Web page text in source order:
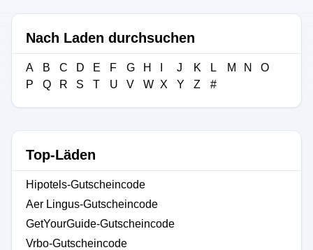
Nach Laden durchsuchen
A B C D E F G H J K L M N
O
P
Q R S T U V W X Y Z #
Top-Läden
Hipotels-Gutscheincode
Aer Lingus-Gutscheincode
GetYourGuide-Gutscheincode
Vrbo-Gutscheincode